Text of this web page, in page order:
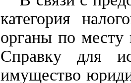
категория
органы по месту
Справку для
имущество